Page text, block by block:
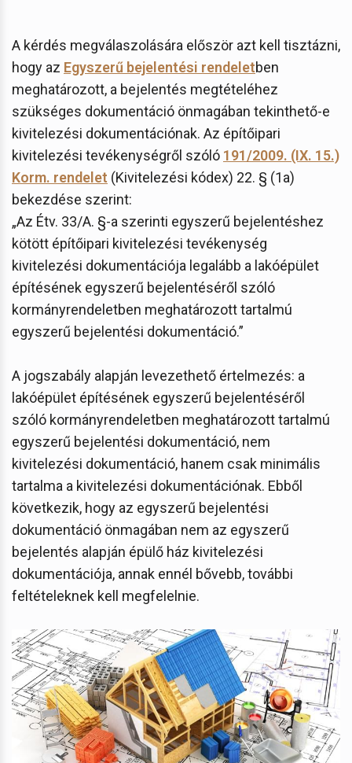
A kérdés megválaszolására először azt kell tisztázni,
hogy az Egyszerű bejelentési rendeletben
meghatározott, a bejelentés megtételéhez
szükséges dokumentáció önmagában tekinthető-e
kivitelezési dokumentációnak. Az építőipari
kivitelezési tevékenységről szóló 191/2009. (IX. 15.)
Korm. rendelet (Kivitelezési kódex) 22. § (1a)
bekezdése szerint:
„Az Étv. 33/A. §-a szerinti egyszerű bejelentéshez
kötött építőipari kivitelezési tevékenység
kivitelezési dokumentációja legalább a lakóépület
építésének egyszerű bejelentéséről szóló
kormányrendeletben meghatározott tartalmú
egyszerű bejelentési dokumentáció.”
A jogszabály alapján levezethető értelmezés: a
lakóépület építésének egyszerű bejelentéséről
szóló kormányrendeletben meghatározott tartalmú
egyszerű bejelentési dokumentáció, nem
kivitelezési dokumentáció, hanem csak minimális
tartalma a kivitelezési dokumentációnak. Ebből
következik, hogy az egyszerű bejelentési
dokumentáció önmagában nem az egyszerű
bejelentés alapján épülő ház kivitelezési
dokumentációja, annak ennél bővebb, további
feltételeknek kell megfelelnie.